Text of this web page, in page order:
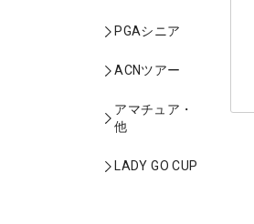
PGAシニア
ACNツアー
アマチュア・
他
LADY GO CUP